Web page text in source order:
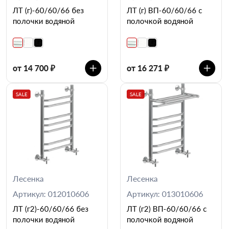
ЛТ (г)-60/60/66 без
полочки водяной
от 14 700 ₽
ЛТ (г) ВП-60/60/66 с
полочкой водяной
от 16 271 ₽
SALE
Лесенка
Артикул: 012010606
ЛТ (г2)-60/60/66 без
полочки водяной
SALE
Лесенка
Артикул: 013010606
ЛТ (г2) ВП-60/60/66 с
полочкой водяной